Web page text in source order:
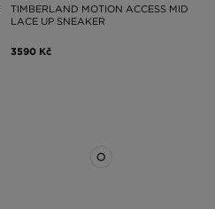
TIMBERLAND MOTION ACCESS MID
LACE UP SNEAKER
3590 Kč